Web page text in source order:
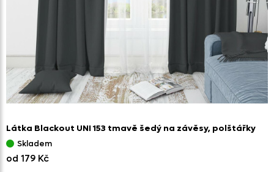
Látka Blackout UNI 153 tmavě šedý na závěsy, polštářky
Skladem
od 179 Kč